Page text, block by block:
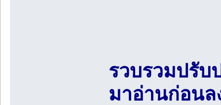
รวบรวมปรับ
มาอ่านก่อน